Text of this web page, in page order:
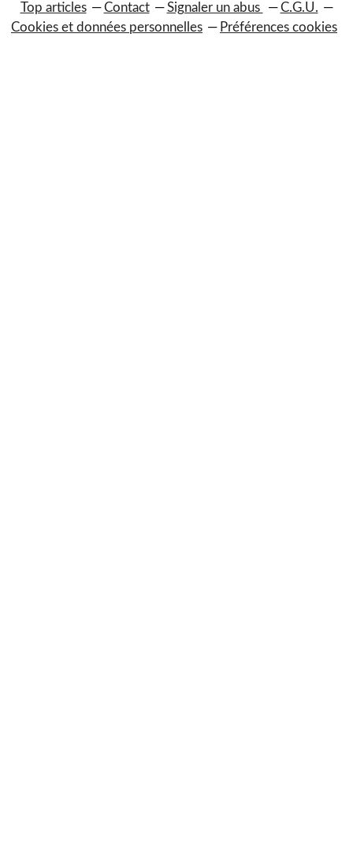
Top articles Contact Signaler un abus
C.G.U.
Cookies et données personnelles
Préférences cookies